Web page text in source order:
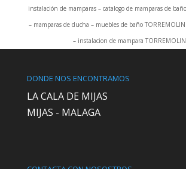
instalación de mamparas – catalogo de mamparas de
– mamparas de ducha – muebles de baño
– instalacion de mampara
DONDE NOS ENCONTRAMOS
LA CALA DE MIJAS
MIJAS - MALAGA